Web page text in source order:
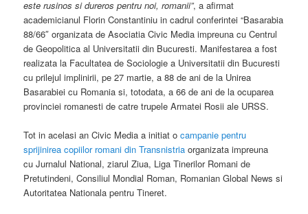
este rusinos si dureros pentru noi, romanii”, a afirmat
academicianul Florin Constantiniu in cadrul conferintei “Basarabia
88/66″ organizata de Asociatia Civic Media impreuna cu Centrul
de Geopolitica al Universitatii din Bucuresti. Manifestarea a fost
realizata la Facultatea de Sociologie a Universitatii din Bucuresti
cu prilejul implinirii, pe 27 martie, a 88 de ani de la Unirea
Basarabiei cu Romania si, totodata, a 66 de ani de la ocuparea
provinciei romanesti de catre trupele Armatei Rosii ale URSS.
Tot in acelasi an Civic Media a initiat ocampanie pentru
sprijinirea copiilor romani din Transnistria organizata impreuna
cu Jurnalul National, ziarul Ziua, Liga Tinerilor Romani de
Pretutindeni, Consiliul Mondial Roman, Romanian Global News si
Autoritatea Nationala pentru Tineret.